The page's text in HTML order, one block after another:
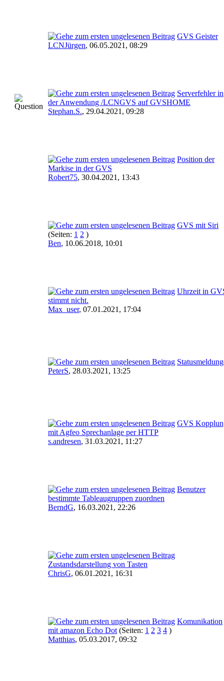
GVS Geister
LCNJürgen, 06.05.2021, 08:29
Serverfehler in
der Anwendung /LCNGVS auf GVSHOME
Stephan.S., 29.04.2021, 09:28
Position der
Markise in der GVS
Robert75, 30.04.2021, 13:43
GVS mit Siri
(Seiten: 1 2 )
Ben, 10.06.2018, 10:01
Uhrzeit in
stimmt nicht.
Max_user, 07.01.2021, 17:04
PeterS, 28.03.2021, 13:25
GVS
mit Agfeo Sprechanlage per HTTP
s.andresen, 31.03.2021, 11:27
Benutzer
bestimmte Tableaugruppen zuordnen
BerndG, 16.03.2021, 22:26
Zustandsdarstellung von Tasten
ChrisG, 06.01.2021, 16:31
Komunikation
mit amazon Echo Dot (Seiten: 1 2 3 4 )
Matthias, 05.03.2017, 09:32